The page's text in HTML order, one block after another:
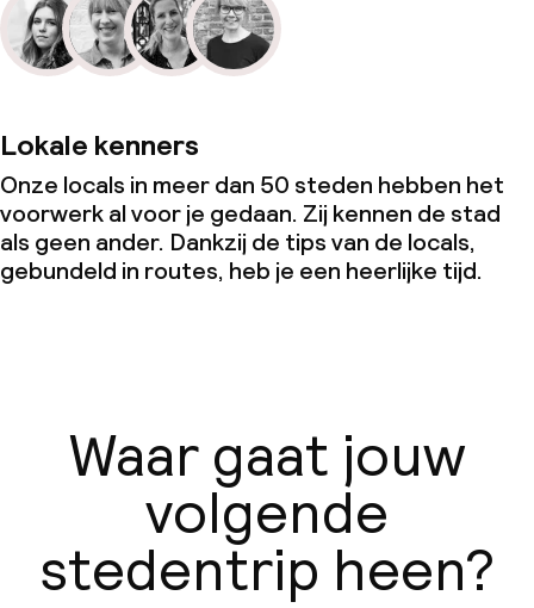
Lokale kenners
Onze locals in meer dan 50 steden hebben het
voorwerk al voor je gedaan. Zij kennen de stad
als geen ander. Dankzij de tips van de locals,
gebundeld in routes, heb je een heerlijke tijd.
Waar gaat jouw
volgende
stedentrip heen?